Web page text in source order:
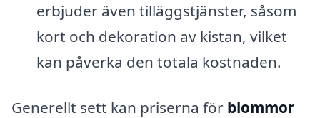
erbjuder även tilläggstjänster, såsom
kort och dekoration av kistan, vilket
kan påverka den totala kostnaden.
Generellt sett kan priserna för blommor